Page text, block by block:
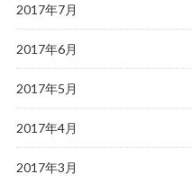
2017年7月
2017年6月
2017年5月
2017年4月
2017年3月